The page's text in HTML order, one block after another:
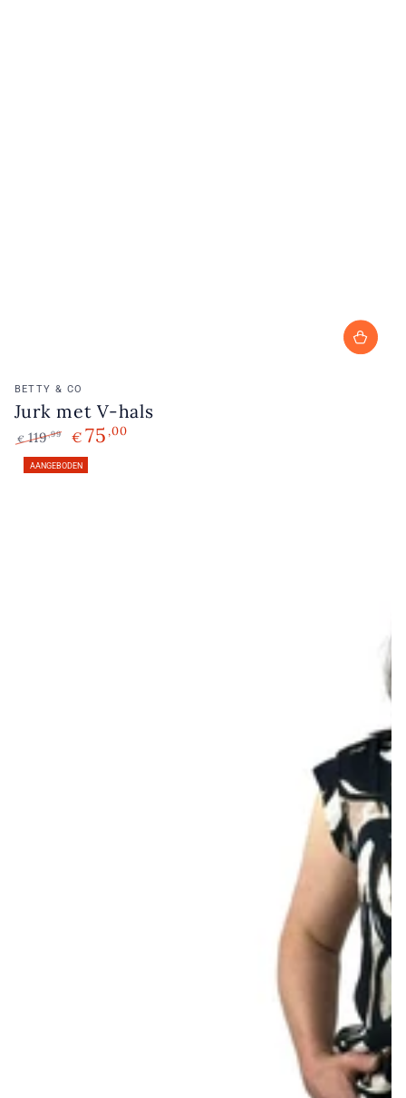
Verkoopster:
BETTY & CO
Jurk met V-hals
Normale
prijs
€ 119,99
Verkoopprijs
€ 75 ,00
AANGEBODEN